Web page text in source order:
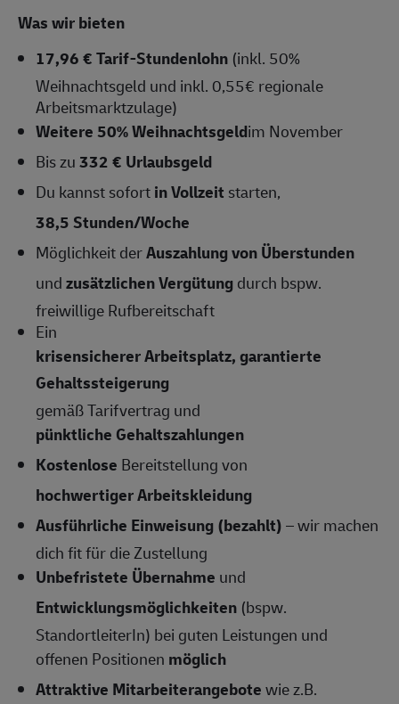
Was wir bieten
17,96 € Tarif-Stundenlohn (inkl. 50%
Weihnachtsgeld und inkl. 0,55€ regionale
Arbeitsmarktzulage)
Weitere 50% Weihnachtsgeldim November
Bis zu332 € Urlaubsgeld
Du kannst sofortin Vollzeit starten,
38,5 Stunden/Woche
Möglichkeit derAuszahlung von Überstunden
undzusätzlichen Vergütungdurch bspw.
freiwillige Rufbereitschaft
Ein
krisensicherer Arbeitsplatz, garantierte
Gehaltssteigerung
gemäß Tarifvertrag und
pünktliche Gehaltszahlungen
Kostenlose Bereitstellung von
hochwertiger Arbeitskleidung
Ausführliche Einweisung (bezahlt)– wir machen
dich fit für die Zustellung
Unbefristete Übernahme und
Entwicklungsmöglichkeiten (bspw.
StandortleiterIn) bei guten Leistungen und
offenen Positionen möglich
Attraktive Mitarbeiterangebotewie z.B.